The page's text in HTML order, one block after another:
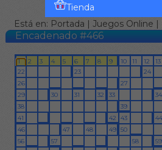
Tienda
Está en: Portada | Juegos Online |
Encadenado #466